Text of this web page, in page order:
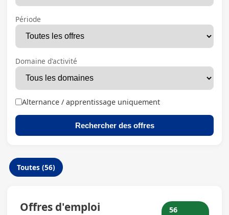
Période
Domaine d'activité
Alternance / apprentissage uniquement
Rechercher des offres
Toutes (56)
Offres d'emploi
56